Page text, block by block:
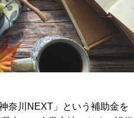
奈川NEXT」という補助金を